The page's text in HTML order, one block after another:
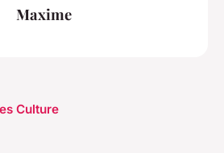
Maxime
Culture